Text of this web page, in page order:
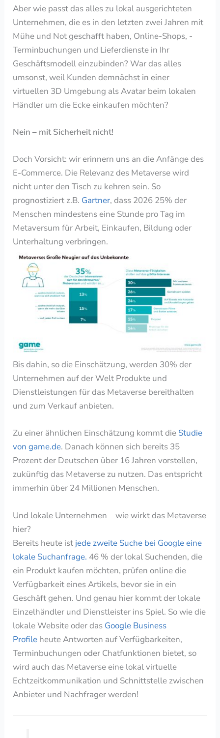
Aber wie passt das alles zu lokal ausgerichteten
Unternehmen, die es in den letzten zwei Jahren mit
Mühe und Not geschafft haben, Online-Shops, -
Terminbuchungen und Lieferdienste in Ihr
Geschäftsmodell einzubinden? War das alles
umsonst, weil Kunden demnächst in einer
virtuellen 3D Umgebung als Avatar beim lokalen
Händler um die Ecke einkaufen möchten?
Nein – mit Sicherheit nicht!
Doch Vorsicht: wir erinnern uns an die Anfänge des
E-Commerce. Die Relevanz des Metaverse wird
nicht unter den Tisch zu kehren sein. So
prognostiziert z.B. Gartner, dass 2026 25% der
Menschen mindestens eine Stunde pro Tag im
Metaversum für Arbeit, Einkaufen, Bildung oder
Unterhaltung verbringen.
Bis dahin, so die Einschätzung,werden 30% der
Unternehmen auf der Welt Produkte und
Dienstleistungen für das Metaverse bereithalten
und zum Verkauf anbieten.
Zu einer ähnlichen Einschätzung kommt die Studie
von game.de. Danach können sich bereits 35
Prozent der Deutschen über 16 Jahren vorstellen,
zukünftig das Metaverse zu nutzen. Das entspricht
immerhin über 24 Millionen Menschen.
Und lokale Unternehmen – wie wirkt das Metaverse
hier?
Bereits heute ist jede zweite Suche bei Google eine
lokale Suchanfrage. 46 % der lokal Suchenden, die
ein Produkt kaufen möchten, prüfen online die
Verfügbarkeit eines Artikels, bevor sie in ein
Geschäft gehen. Und genau hier kommt der lokale
Einzelhändler und Dienstleister ins Spiel. So wie die
lokale Website oder das Google Business
Profile heute Antworten auf Verfügbarkeiten,
Terminbuchungen oder Chatfunktionen bietet, so
wird auch das Metaverse eine lokal virtuelle
Echtzeitkommunikation und Schnittstelle zwischen
Anbieter und Nachfrager werden!